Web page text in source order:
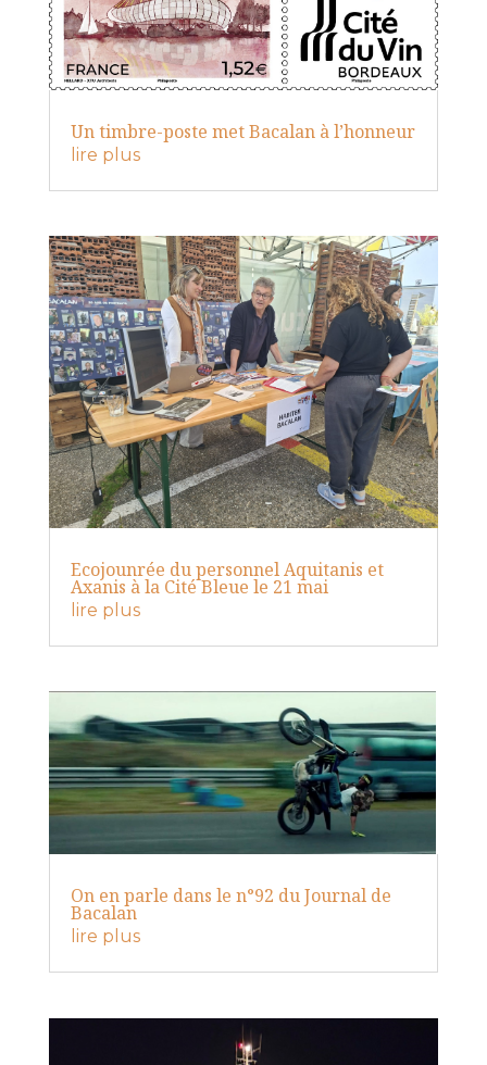
Un timbre-poste met Bacalan à l’honneur
lire plus
Ecojounrée du personnel Aquitanis et
Axanis à la Cité Bleue le 21 mai
lire plus
On en parle dans le n°92 du Journal de
Bacalan
lire plus